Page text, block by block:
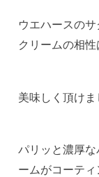
ウエハースの
クリームの相性
美味しく頂けま
パリッと濃厚
ームがコーテ